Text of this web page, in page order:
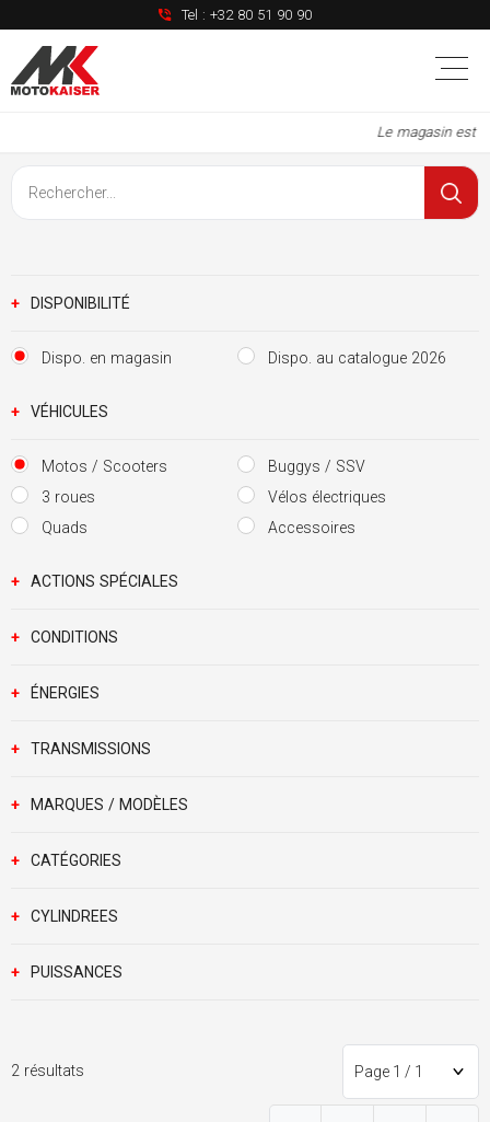
Tel : +32 80 51 90 90
Le magasin est
+ DISPONIBILITÉ
Dispo. en magasin Dispo. au catalogue 2026
+ VÉHICULES
Motos / Scooters
3 roues
Quads
Buggys / SSV
Vélos électriques
Accessoires
+ ACTIONS SPÉCIALES
+ CONDITIONS
+ ÉNERGIES
+ TRANSMISSIONS
+ MARQUES / MODÈLES
+ CATÉGORIES
+ CYLINDREES
+ PUISSANCES
2 résultats